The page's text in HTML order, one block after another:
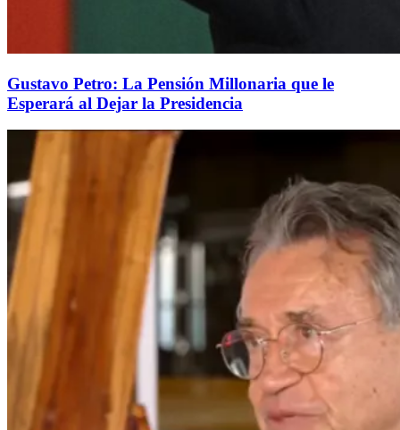
Gustavo Petro: La Pensión Millonaria que le
Esperará al Dejar la Presidencia